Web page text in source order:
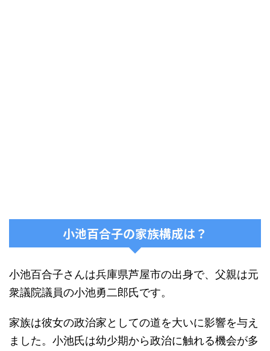
小池百合子の家族構成は？
小池百合子さんは兵庫県芦屋市の出身で、父親は元
衆議院議員の小池勇二郎氏です。
家族は彼女の政治家としての道を大いに影響を与え
ました。小池氏は幼少期から政治に触れる機会が多